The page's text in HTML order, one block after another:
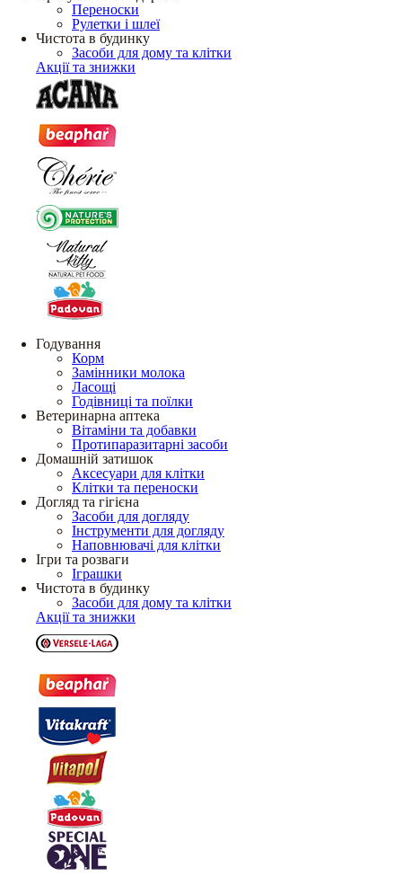
Переноски
Рулетки і шлеї
Чистота в будинку
Засоби для дому та клітки
Акції та знижки
Годування
Корм
Замінники молока
Ласощі
Годівниці та поїлки
Ветеринарна аптека
Вітаміни та добавки
Протипаразитарні засоби
Домашній затишок
Аксесуари для клітки
Клітки та переноски
Догляд та гігієна
Засоби для догляду
Інструменти для догляду
Наповнювачі для клітки
Ігри та розваги
Іграшки
Чистота в будинку
Засоби для дому та клітки
Акції та знижки